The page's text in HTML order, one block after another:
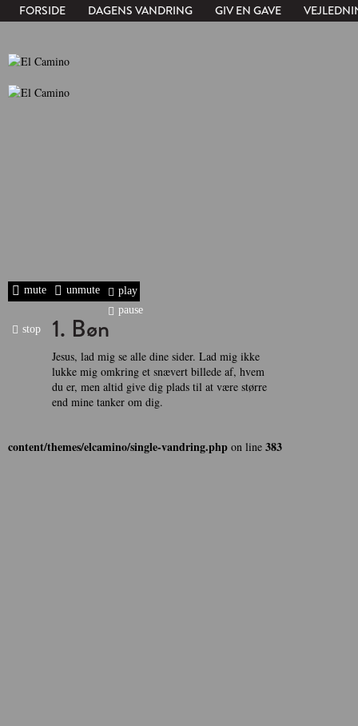
FORSIDE DAGENS VANDRING GIV EN GAVE
mute unmute
play
pause
stop
1. Bøn
Jesus, lad mig se alle dine sider. Lad mig ikke
lukke mig omkring et snævert billede af, hvem
du er, men altid give dig plads til at være større
end mine tanker om dig.
content/themes/elcamino/single-vandring.php on line 383